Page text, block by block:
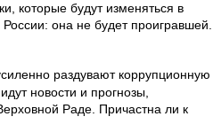
которые будут изменяться в
она не будет проигравшей.
раздувают коррупционную
новости и прогнозы,
Раде. Причастна ли к